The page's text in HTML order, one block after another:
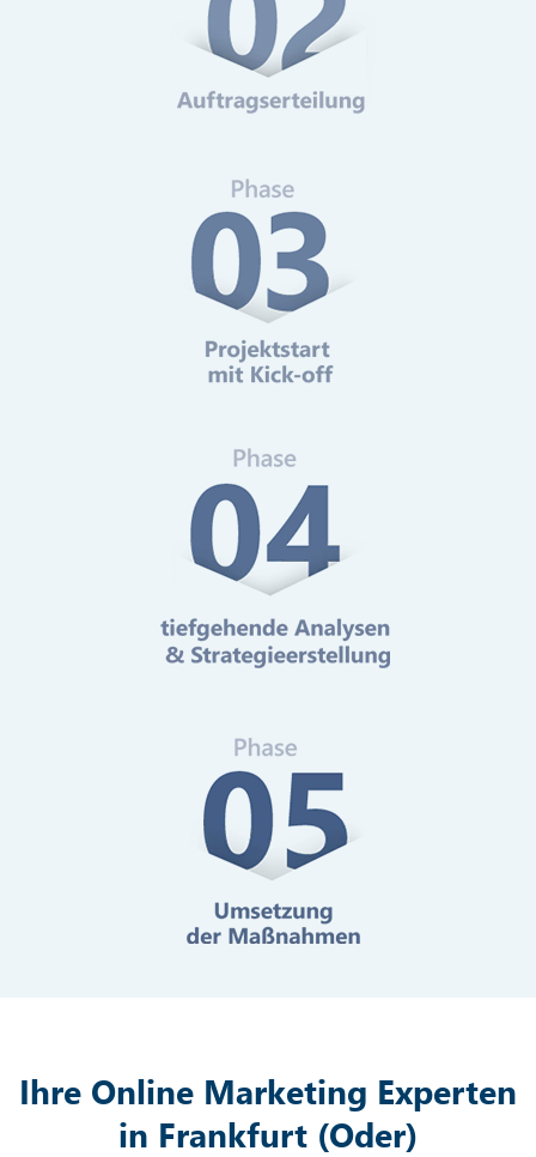
Web-Analytics
Mehr erfahren
Online-Marketing Beratung
Mehr erfahren
Digitale Barrierefreiheit
Ihre Online Marketing Experten
in Frankfurt (Oder)